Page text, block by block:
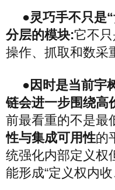
●灵巧手不只是
分层的模块:它不
操作、抓取和数采
●因时是当前宇
链会进一步围绕高
前最看重的不是最
性与集成可用性的
统强化内部定义权
能形成“定义权内收